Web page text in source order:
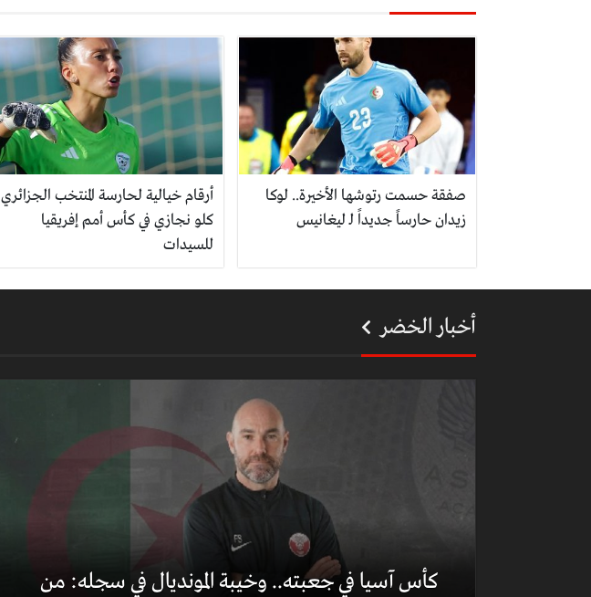
صفقة حسمت رتوشها الأخيرة.. لوكا
زيدان حارساً جديداً لـ ليغانيس
أرقام خيالية لحارسة المنتخب الجزائري
كلو نجازي في كأس أمم إفريقيا
للسيدات
أخبار الخضر
كأس آسيا في جعبته.. وخيبة المونديال في سجله: من